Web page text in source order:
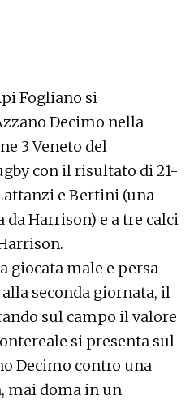
Fogliano si
Decimo nella
3 Veneto del
con il risultato di 21-
e Bertini (una
Harrison) e a tre calci
giocata male e persa
seconda giornata, il
sul campo il valore
si presenta sul
Decimo contro una
mai doma in un